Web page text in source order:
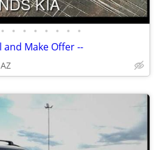
• • • • • • • •
and Make Offer --